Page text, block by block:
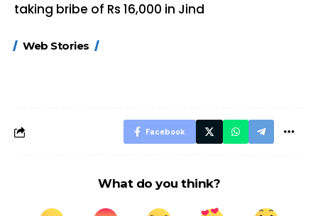
taking bribe of Rs 16,000 in Jind
Web Stories
FASTag के ये नए
Facebook
What do you think?